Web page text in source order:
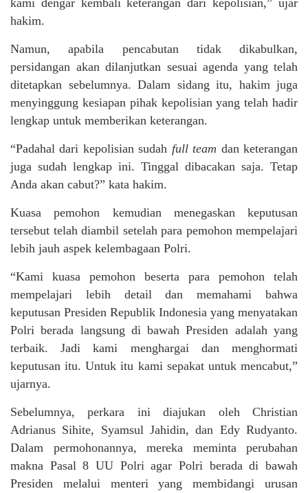
hakim.
Namun, apabila pencabutan tidak dikabulkan,
persidangan akan dilanjutkan sesuai agenda yang telah
ditetapkan sebelumnya. Dalam sidang itu, hakim juga
menyinggung kesiapan pihak kepolisian yang telah hadir
lengkap untuk memberikan keterangan.
“Padahal dari kepolisian sudah full team dan keterangan
juga sudah lengkap ini. Tinggal dibacakan saja. Tetap
Anda akan cabut?” kata hakim.
Kuasa pemohon kemudian menegaskan keputusan
tersebut telah diambil setelah para pemohon mempelajari
lebih jauh aspek kelembagaan Polri.
“Kami kuasa pemohon beserta para pemohon telah
mempelajari lebih detail dan memahami bahwa
keputusan Presiden Republik Indonesia yang menyatakan
Polri berada langsung di bawah Presiden adalah yang
terbaik. Jadi kami menghargai dan menghormati
keputusan itu. Untuk itu kami sepakat untuk mencabut,”
ujarnya.
Sebelumnya, perkara ini diajukan oleh Christian
Adrianus Sihite, Syamsul Jahidin, dan Edy Rudyanto.
Dalam permohonannya, mereka meminta perubahan
makna Pasal 8 UU Polri agar Polri berada di bawah
Presiden melalui menteri yang membidangi urusan